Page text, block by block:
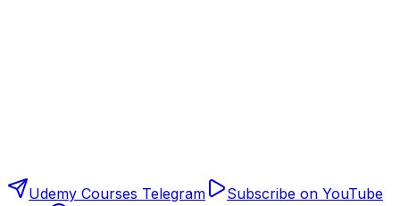
Udemy Courses Telegram
Subscribe on YouTube